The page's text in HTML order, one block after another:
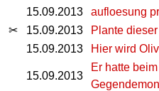
15.09.2013
aufloesung
✂ 15.09.2013
Plante
15.09.2013 Hier wird
15.09.2013
Er hatte